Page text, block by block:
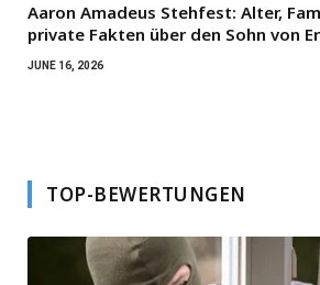
Aaron Amadeus Stehfest: Alter,
private Fakten über den Sohn von
JUNE 16, 2026
TOP-BEWERTUNGEN